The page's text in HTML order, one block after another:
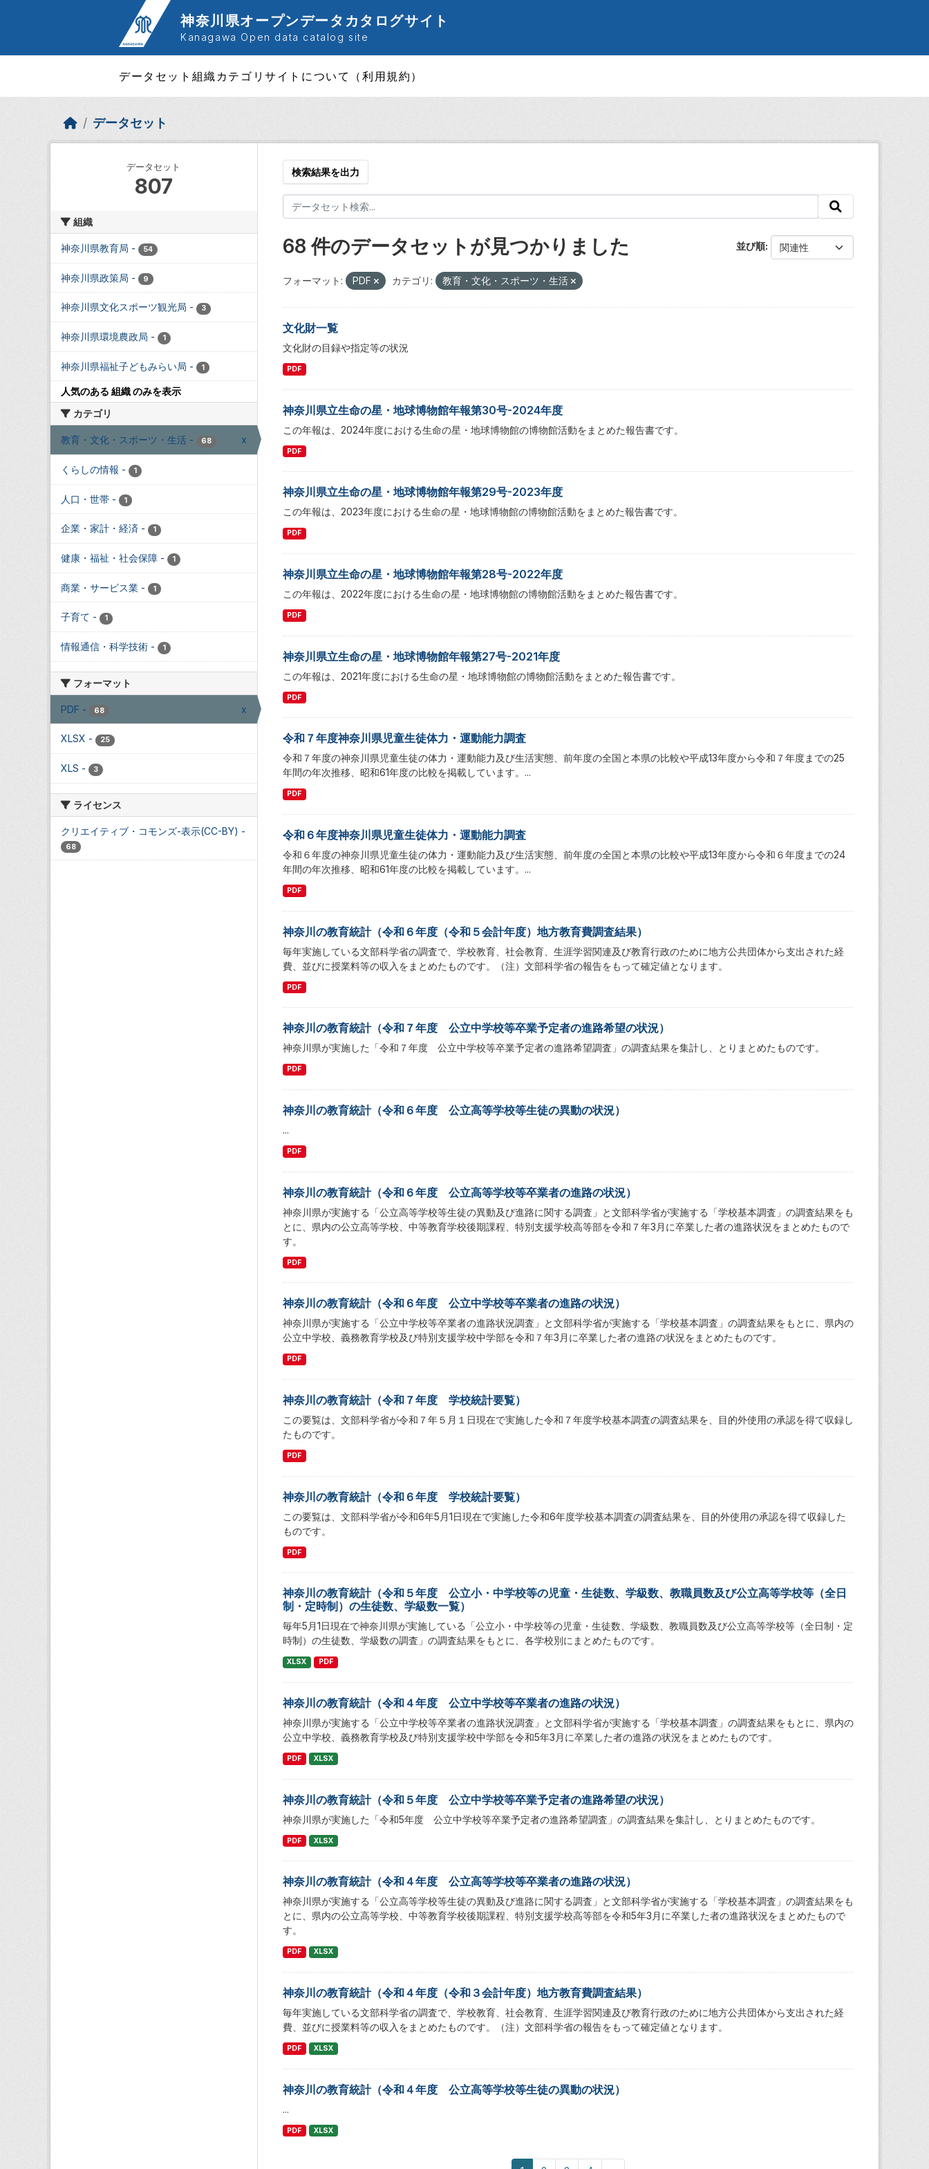
神奈川県オープンデータカタログサイト
Kanagawa Open data catalog site
データセット 組織 カテゴリサイトについて（利用規約）
データセット
データセット
807
組織
神奈川県教育局 - 54
神奈川県政策局 - 9
神奈川県文化スポーツ観光局 - 3
神奈川県環境農政局 - 1
神奈川県福祉子どもみらい局 - 1
人気のある 組織 のみを表示
カテゴリ
教育・文化・スポーツ・生活 - 68 x
くらしの情報 - 1
人口・世帯 - 1
企業・家計・経済 - 1
健康・福祉・社会保障 - 1
商業・サービス業 - 1
子育て - 1
情報通信・科学技術 - 1
フォーマット
PDF - 68 x
XLSX - 25
XLS - 3
ライセンス
クリエイティブ・コモンズ-表示(CC-BY) -
68
検索結果を出力
並び順
68 件のデータセットが見つかりました
フォーマット: PDF カテゴリ: 教育・文化・スポーツ・生活
文化財一覧
文化財の目録や指定等の状況
PDF
神奈川県立生命の星・地球博物館年報第30号-2024年度
この年報は、2024年度における生命の星・地球博物館の博物館活動をまとめた報告書です。
PDF
神奈川県立生命の星・地球博物館年報第29号-2023年度
この年報は、2023年度における生命の星・地球博物館の博物館活動をまとめた報告書です。
PDF
神奈川県立生命の星・地球博物館年報第28号-2022年度
この年報は、2022年度における生命の星・地球博物館の博物館活動をまとめた報告書です。
PDF
神奈川県立生命の星・地球博物館年報第27号-2021年度
この年報は、2021年度における生命の星・地球博物館の博物館活動をまとめた報告書です。
PDF
令和７年度神奈川県児童生徒体力・運動能力調査
令和７年度の神奈川県児童生徒の体力・運動能力及び生活実態、前年度の全国と本県の比較や平成13年度から令和７年度までの25
年間の年次推移、昭和61年度の比較を掲載しています。...
PDF
令和６年度神奈川県児童生徒体力・運動能力調査
令和６年度の神奈川県児童生徒の体力・運動能力及び生活実態、前年度の全国と本県の比較や平成13年度から令和６年度までの24
年間の年次推移、昭和61年度の比較を掲載しています。...
PDF
神奈川の教育統計（令和６年度（令和５会計年度）地方教育費調査結果）
毎年実施している文部科学省の調査で、学校教育、社会教育、生涯学習関連及び教育行政のために地方公共団体から支出された経
費、並びに授業料等の収入をまとめたものです。（注）文部科学省の報告をもって確定値となります。
PDF
神奈川の教育統計（令和７年度 公立中学校等卒業予定者の進路希望の状況）
神奈川県が実施した「令和７年度 公立中学校等卒業予定者の進路希望調査」の調査結果を集計し、とりまとめたものです。
PDF
神奈川の教育統計（令和６年度 公立高等学校等生徒の異動の状況）
...
PDF
神奈川の教育統計（令和６年度 公立高等学校等卒業者の進路の状況）
神奈川県が実施する「公立高等学校等生徒の異動及び進路に関する調査」と文部科学省が実施する「学校基本調査」の調査結果をも
とに、県内の公立高等学校、中等教育学校後期課程、特別支援学校高等部を令和７年3月に卒業した者の進路状況をまとめたもので
す。
PDF
神奈川の教育統計（令和６年度 公立中学校等卒業者の進路の状況）
神奈川県が実施する「公立中学校等卒業者の進路状況調査」と文部科学省が実施する「学校基本調査」の調査結果をもとに、県内の
公立中学校、義務教育学校及び特別支援学校中学部を令和７年3月に卒業した者の進路の状況をまとめたものです。
PDF
神奈川の教育統計（令和７年度 学校統計要覧）
この要覧は、文部科学省が令和７年５月１日現在で実施した令和７年度学校基本調査の調査結果を、目的外使用の承認を得て収録し
たものです。
PDF
神奈川の教育統計（令和６年度 学校統計要覧）
この要覧は、文部科学省が令和6年5月1日現在で実施した令和6年度学校基本調査の調査結果を、目的外使用の承認を得て収録した
ものです。
PDF
神奈川の教育統計（令和５年度 公立小・中学校等の児童・生徒数、学級数、教職員数及び公立高等学校等（全日
制・定時制）の生徒数、学級数一覧）
毎年5月1日現在で神奈川県が実施している「公立小・中学校等の児童・生徒数、学級数、教職員数及び公立高等学校等（全日制・定
時制）の生徒数、学級数の調査」の調査結果をもとに、各学校別にまとめたものです。
XLSX PDF
神奈川の教育統計（令和４年度 公立中学校等卒業者の進路の状況）
神奈川県が実施する「公立中学校等卒業者の進路状況調査」と文部科学省が実施する「学校基本調査」の調査結果をもとに、県内の
公立中学校、義務教育学校及び特別支援学校中学部を令和5年3月に卒業した者の進路の状況をまとめたものです。
PDF XLSX
神奈川の教育統計（令和５年度 公立中学校等卒業予定者の進路希望の状況）
神奈川県が実施した「令和5年度 公立中学校等卒業予定者の進路希望調査」の調査結果を集計し、とりまとめたものです。
PDF XLSX
神奈川の教育統計（令和４年度 公立高等学校等卒業者の進路の状況）
神奈川県が実施する「公立高等学校等生徒の異動及び進路に関する調査」と文部科学省が実施する「学校基本調査」の調査結果をも
とに、県内の公立高等学校、中等教育学校後期課程、特別支援学校高等部を令和5年3月に卒業した者の進路状況をまとめたもので
す。
PDF XLSX
神奈川の教育統計（令和４年度（令和３会計年度）地方教育費調査結果）
毎年実施している文部科学省の調査で、学校教育、社会教育、生涯学習関連及び教育行政のために地方公共団体から支出された経
費、並びに授業料等の収入をまとめたものです。（注）文部科学省の報告をもって確定値となります。
PDF XLSX
神奈川の教育統計（令和４年度 公立高等学校等生徒の異動の状況）
...
PDF XLSX